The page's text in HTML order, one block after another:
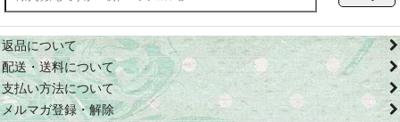
返品について
配送・送料について
支払い方法について
メルマガ登録・解除